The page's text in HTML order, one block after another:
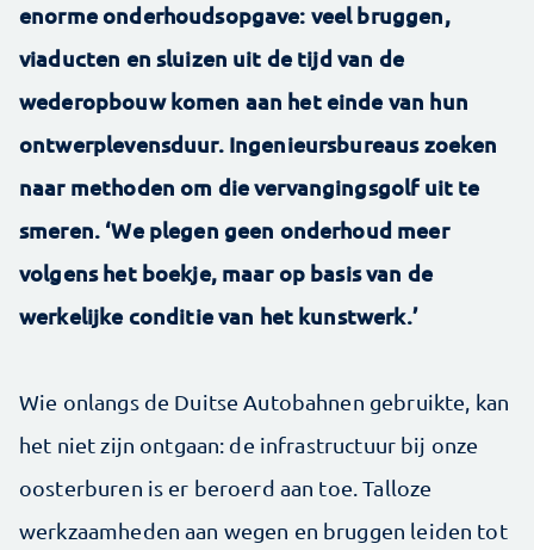
enorme onderhoudsopgave: veel bruggen,
viaducten en sluizen uit de tijd van de
wederopbouw komen aan het einde van hun
ontwerplevensduur. Ingenieursbureaus zoeken
naar methoden om die vervangingsgolf uit te
smeren. ‘We plegen geen onderhoud meer
volgens het boekje, maar op basis van de
werkelijke conditie van het kunstwerk.’
Wie onlangs de Duitse Autobahnen gebruikte, kan
het niet zijn ontgaan: de infrastructuur bij onze
oosterburen is er beroerd aan toe. Talloze
werkzaamheden aan wegen en bruggen leiden tot